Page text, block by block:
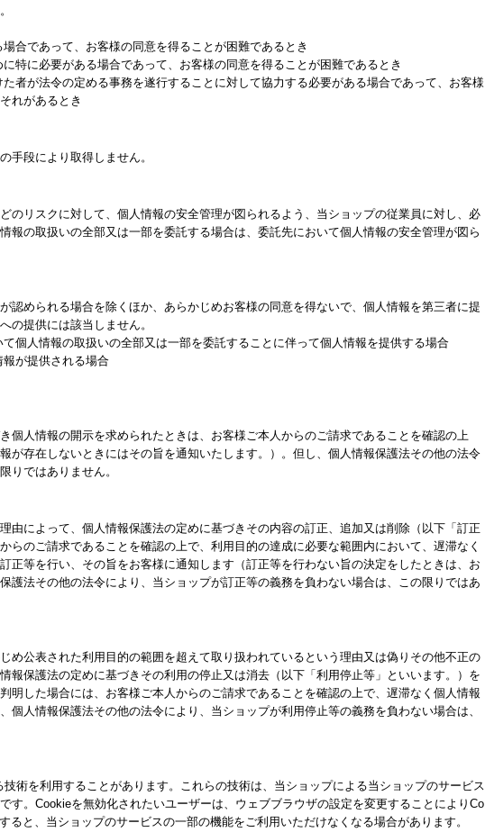
合であって、お客様の同意を得ることが困難であるとき
特に必要がある場合であって、お客様の同意を得ることが困難であるとき
者が法令の定める事務を遂行することに対して協力する必要がある場合であって、お客様
れがあるとき
手段により取得しません。
のリスクに対して、個人情報の安全管理が図られるよう、当ショップの従業員に対し、必
報の取扱いの全部又は一部を委託する場合は、委託先において個人情報の安全管理が図ら
認められる場合を除くほか、あらかじめお客様の同意を得ないで、個人情報を第三者に提
の提供には該当しません。
個人情報の取扱いの全部又は一部を委託することに伴って個人情報を提供する場合
報が提供される場合
個人情報の開示を求められたときは、お客様ご本人からのご請求であることを確認の上
が存在しないときにはその旨を通知いたします。）。但し、個人情報保護法その他の法令
りではありません。
由によって、個人情報保護法の定めに基づきその内容の訂正、追加又は削除（以下「訂正
らのご請求であることを確認の上で、利用目的の達成に必要な範囲内において、遅滞なく
正等を行い、その旨をお客様に通知します（訂正等を行わない旨の決定をしたときは、お
護法その他の法令により、当ショップが訂正等の義務を負わない場合は、この限りではあ
め公表された利用目的の範囲を超えて取り扱われているという理由又は偽りその他不正の
報保護法の定めに基づきその利用の停止又は消去（以下「利用停止等」といいます。）を
明した場合には、お客様ご本人からのご請求であることを確認の上で、遅滞なく個人情報
人情報保護法その他の法令により、当ショップが利用停止等の義務を負わない場合は、
術を利用することがあります。これらの技術は、当ショップによる当ショップのサービス
す。Cookieを無効化されたいユーザーは、ウェブブラウザの設定を変更することによりCo
と、当ショップのサービスの一部の機能をご利用いただけなくなる場合があります。